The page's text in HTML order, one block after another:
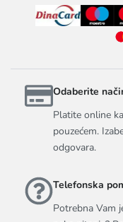
Odaberite
Platite online
pouzećem.
odgovara.
Telefonska
Potrebna Vam